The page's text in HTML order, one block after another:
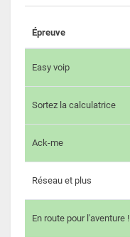
Épreuve
Easy voip
Sortez la calculatrice
Ack-me
Réseau et plus
En route pour l'aventure !